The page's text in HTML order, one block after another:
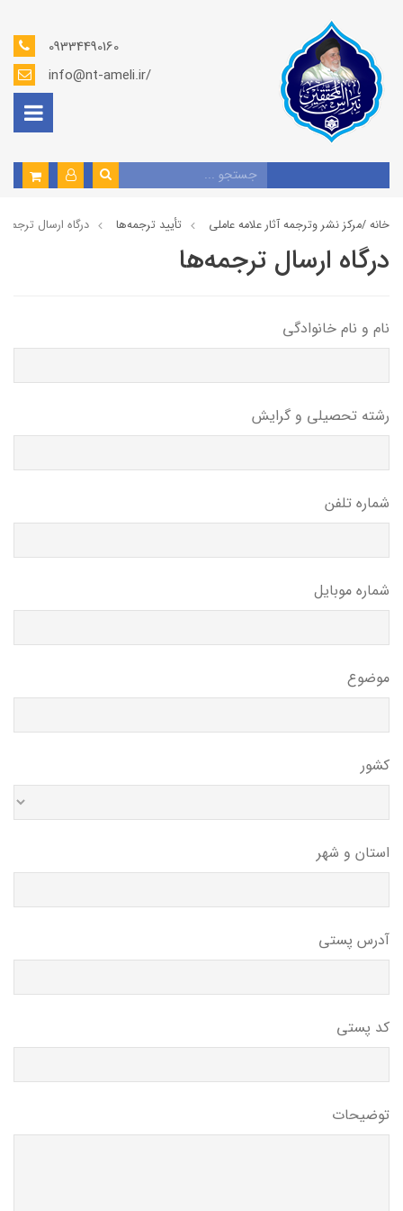
09334490160
info@nt-ameli.ir/
خانه /مركز نشر وترجمه آثار علامه عاملی تأیید ترجمه‌ها درگاه ارسال
درگاه ارسال ترجمه‌ها
نام و نام خانوادگی
رشته تحصیلی و گرایش
شماره تلفن
شماره موبایل
موضوع
کشور
استان و شهر
آدرس پستی
کد پستی
توضیحات